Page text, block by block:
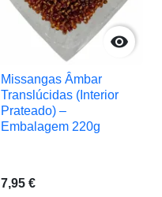

Missangas Âmbar
Translúcidas (Interior
Prateado) –
Embalagem 220g
7,95 €